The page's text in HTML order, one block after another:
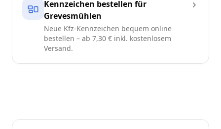
Kennzeichen bestellen für
Grevesmühlen
Neue Kfz-Kennzeichen bequem online
bestellen – ab 7,30 € inkl. kostenlosem
Versand.